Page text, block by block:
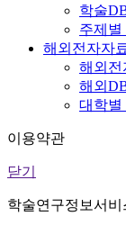
학술
주제별
해외전자자
해외전
해외
대학별
이용약관
닫기
학술연구정보서비